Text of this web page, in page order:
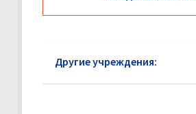
Другие учреждения: